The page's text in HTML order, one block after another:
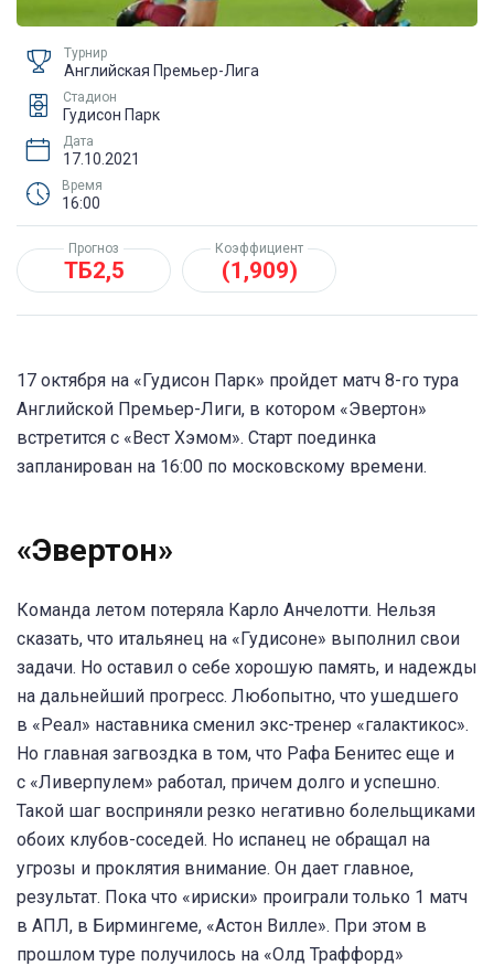
Турнир
Английская Премьер-Лига
Стадион
Гудисон Парк
Дата
17.10.2021
Время
16:00
Прогноз
ТБ2,5
Коэффициент
(1,909)
17 октября на «Гудисон Парк» пройдет матч 8-го тура
Английской Премьер-Лиги, в котором «Эвертон»
встретится с «Вест Хэмом». Старт поединка
запланирован на 16:00 по московскому времени.
«Эвертон»
Команда летом потеряла Карло Анчелотти. Нельзя
сказать, что итальянец на «Гудисоне» выполнил свои
задачи. Но оставил о себе хорошую память, и надежды
на дальнейший прогресс. Любопытно, что ушедшего
в «Реал» наставника сменил экс-тренер «галактикос».
Но главная загвоздка в том, что Рафа Бенитес еще и
с «Ливерпулем» работал, причем долго и успешно.
Такой шаг восприняли резко негативно болельщиками
обоих клубов-соседей. Но испанец не обращал на
угрозы и проклятия внимание. Он дает главное,
результат. Пока что «ириски» проиграли только 1 матч
в АПЛ, в Бирмингеме, «Астон Вилле». При этом в
прошлом туре получилось на «Олд Траффорд»